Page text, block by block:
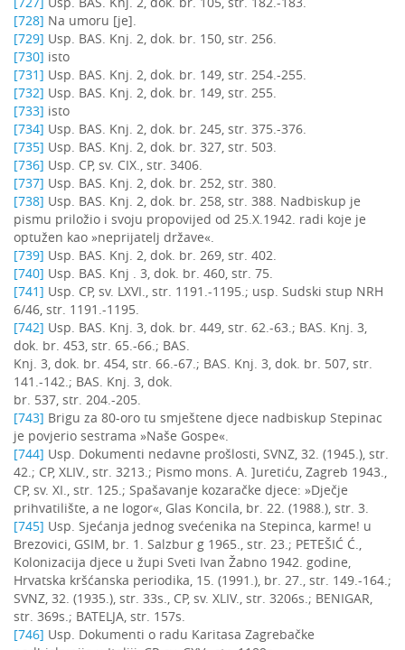
[728] Na umoru [je].
[729] Usp. BAS. Knj. 2, dok. br. 150, str. 256.
[730] isto
[731] Usp. BAS. Knj. 2, dok. br. 149, str. 254.-255.
[732] Usp. BAS. Knj. 2, dok. br. 149, str. 255.
[733] isto
[734] Usp. BAS. Knj. 2, dok. br. 245, str. 375.-376.
[735] Usp. BAS. Knj. 2, dok. br. 327, str. 503.
[736] Usp. CP, sv. CIX., str. 3406.
[737] Usp. BAS. Knj. 2, dok. br. 252, str. 380.
[738] Usp. BAS. Knj. 2, dok. br. 258, str. 388. Nadbiskup je
pismu priložio i svoju propovijed od 25.X.1942. radi koje je
optužen kao »neprijatelj države«.
[739] Usp. BAS. Knj. 2, dok. br. 269, str. 402.
[740] Usp. BAS. Knj . 3, dok. br. 460, str. 75.
[741] Usp. CP, sv. LXVI., str. 1191.-1195.; usp. Sudski stup NRH
6/46, str. 1191.-1195.
[742] Usp. BAS. Knj. 3, dok. br. 449, str. 62.-63.; BAS. Knj. 3,
dok. br. 453, str. 65.-66.; BAS.
Knj. 3, dok. br. 454, str. 66.-67.; BAS. Knj. 3, dok. br. 507, str.
141.-142.; BAS. Knj. 3, dok.
br. 537, str. 204.-205.
[743] Brigu za 80-oro tu smještene djece nadbiskup Stepinac
je povjerio sestrama »Naše Gospe«.
[744] Usp. Dokumenti nedavne prošlosti, SVNZ, 32. (1945.), str.
42.; CP, XLIV., str. 3213.; Pismo mons. A. ]uretiću, Zagreb 1943.,
CP, sv. XI., str. 125.; Spašavanje kozaračke djece: »Dječje
prihvatilište, a ne logor«, Glas Koncila, br. 22. (1988.), str. 3.
[745] Usp. Sjećanja jednog svećenika na Stepinca, karme! u
Brezovici, GSIM, br. 1. Salzbur g 1965., str. 23.; PETEŠIĆ Ć.,
Kolonizacija djece u župi Sveti Ivan Žabno 1942. godine,
Hrvatska kršćanska periodika, 15. (1991.), br. 27., str. 149.-164.;
SVNZ, 32. (1935.), str. 33s., CP, sv. XLIV., str. 3206s.; BENIGAR,
str. 369s.; BATELJA, str. 157s.
[746] Usp. Dokumenti o radu Karitasa Zagrebačke